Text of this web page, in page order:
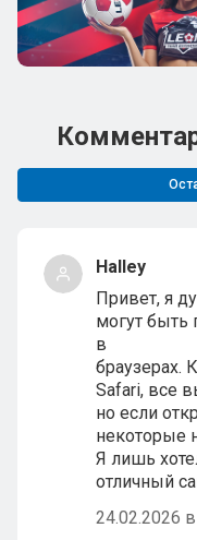
Halley
Привет, я
могут
в
браузерах.
Safari, все
но если
некоторые
Я лишь
отличный
24.02.2026